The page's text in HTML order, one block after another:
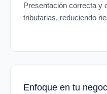
Presentación correcta y
tributarias, reduciendo
Enfoque en tu